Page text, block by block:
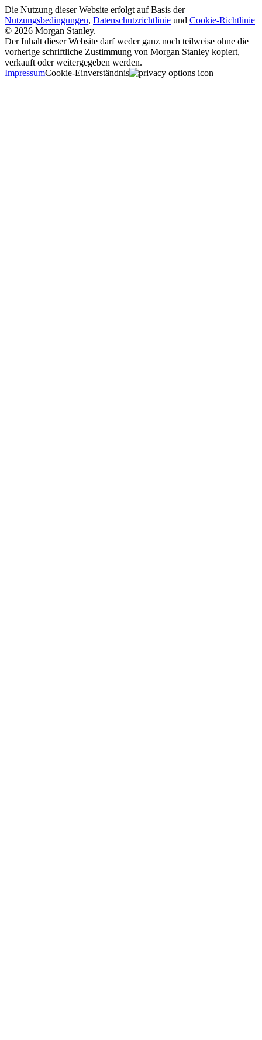
Die Nutzung dieser Website erfolgt auf Basis der
Nutzungsbedingungen, Datenschutzrichtlinie und Cookie-Richtlinie
© 2026 Morgan Stanley.
Der Inhalt dieser Website darf weder ganz noch teilweise ohne die
vorherige schriftliche Zustimmung von Morgan Stanley kopiert,
verkauft oder weitergegeben werden.
ImpressumCookie-Einverständnis